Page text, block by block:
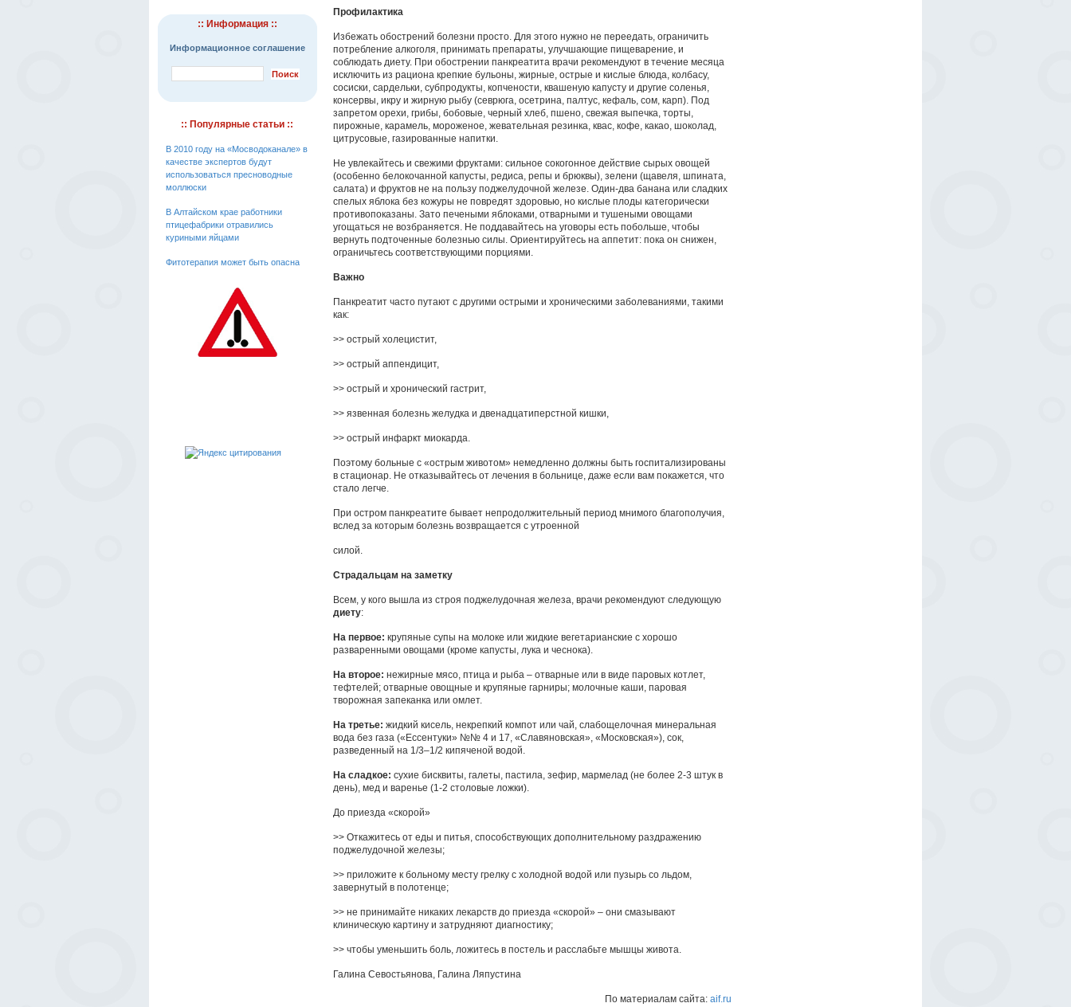
:: Информация ::
Информационное соглашение
:: Популярные статьи ::
В 2010 году на «Мосводоканале» в
качестве экспертов будут
использоваться пресноводные
моллюски
В Алтайском крае работники
птицефабрики отравились
куриными яйцами
Фитотерапия может быть опасна
Профилактика
Избежать обострений болезни просто. Для этого нужно не переедать, ограничить
потребление алкоголя, принимать препараты, улучшающие пищеварение, и
соблюдать диету. При обострении панкреатита врачи рекомендуют в течение месяца
исключить из рациона крепкие бульоны, жирные, острые и кислые блюда, колбасу,
сосиски, сардельки, субпродукты, копчености, квашеную капусту и другие соленья,
консервы, икру и жирную рыбу (севрюга, осетрина, палтус, кефаль, сом, карп). Под
запретом орехи, грибы, бобовые, черный хлеб, пшено, свежая выпечка, торты,
пирожные, карамель, мороженое, жевательная резинка, квас, кофе, какао, шоколад,
цитрусовые, газированные напитки.
Не увлекайтесь и свежими фруктами: сильное сокогонное действие сырых овощей
(особенно белокочанной капусты, редиса, репы и брюквы), зелени (щавеля, шпината,
салата) и фруктов не на пользу поджелудочной железе. Один-два банана или сладких
спелых яблока без кожуры не повредят здоровью, но кислые плоды категорически
противопоказаны. Зато печеными яблоками, отварными и тушеными овощами
угощаться не возбраняется. Не поддавайтесь на уговоры есть побольше, чтобы
вернуть подточенные болезнью силы. Ориентируйтесь на аппетит: пока он снижен,
ограничьтесь соответствующими порциями.
Важно
Панкреатит часто путают с другими острыми и хроническими заболеваниями, такими
как:
>> острый холецистит,
>> острый аппендицит,
>> острый и хронический гастрит,
>> язвенная болезнь желудка и двенадцатиперстной кишки,
>> острый инфаркт миокарда.
Поэтому больные с «острым животом» немедленно должны быть госпитализированы
в стационар. Не отказывайтесь от лечения в больнице, даже если вам покажется, что
стало легче.
При остром панкреатите бывает непродолжительный период мнимого благополучия,
вслед за которым болезнь возвращается с утроенной
силой.
Страдальцам на заметку
Всем, у кого вышла из строя поджелудочная железа, врачи рекомендуют следующую
диету:
На первое: крупяные супы на молоке или жидкие вегетарианские с хорошо
разваренными овощами (кроме капусты, лука и чеснока).
На второе: нежирные мясо, птица и рыба – отварные или в виде паровых котлет,
тефтелей; отварные овощные и крупяные гарниры; молочные каши, паровая
творожная запеканка или омлет.
На третье: жидкий кисель, некрепкий компот или чай, слабощелочная минеральная
вода без газа («Ессентуки» №№ 4 и 17, «Славяновская», «Московская»), сок,
разведенный на 1/3–1/2 кипяченой водой.
На сладкое: сухие бисквиты, галеты, пастила, зефир, мармелад (не более 2-3 штук в
день), мед и варенье (1-2 столовые ложки).
До приезда «скорой»
>> Откажитесь от еды и питья, способствующих дополнительному раздражению
поджелудочной железы;
>> приложите к больному месту грелку с холодной водой или пузырь со льдом,
завернутый в полотенце;
>> не принимайте никаких лекарств до приезда «скорой» – они смазывают
клиническую картину и затрудняют диагностику;
>> чтобы уменьшить боль, ложитесь в постель и расслабьте мышцы живота.
Галина Севостьянова, Галина Ляпустина
По материалам сайта: aif.ru